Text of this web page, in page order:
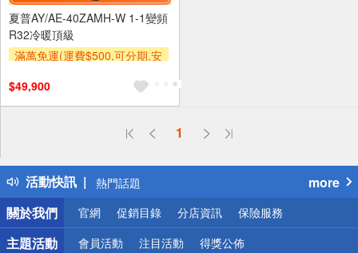
夏普AY/AE-40ZAMH-W 1-1變頻
R32冷暖頂級
滿萬免運(運費$500,可分期,安
及使用6期以上分期0利率,需付
基本安裝運費)
$49,900
1
活動快訊
偏遠地區配送
得獎公告
熱門話題
銀行優惠
偏遠地區配送
詐騙網頁！請小心！
more
關於我們
官網 促銷目錄 分店資訊 保險服務
主題活動 會員活動 注目活動 得獎公佈